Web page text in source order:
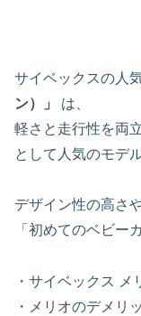
サイベックスの人
ン）」
は、
軽さと走行性を両
として人気のモデ
デザイン性の高さ
「初めてのベビー
・サイベックス メ
・メリオのデメリ